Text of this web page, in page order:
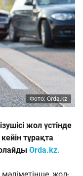
Фото: Orda.kz
жол үстінде
тұрақта
Orda.kz.